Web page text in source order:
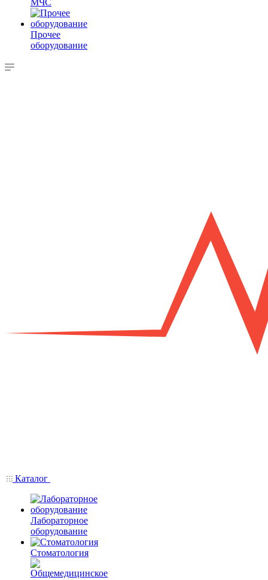
МЧС
Прочее
оборудование
Каталог
Лабораторное
оборудование
Стоматология